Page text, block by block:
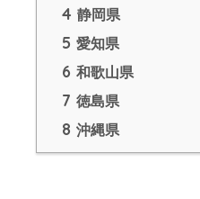
4 静岡県
5 愛知県
6 和歌山県
7 徳島県
8 沖縄県